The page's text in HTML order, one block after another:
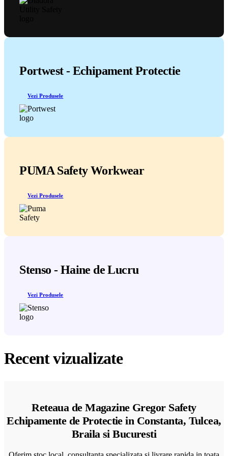
Portwest - Echipament Protectie
Vezi Produsele
PUMA Safety Workwear
Vezi Produsele
Stenso - Haine de Lucru
Vezi Produsele
Recent vizualizate
Reteaua de Magazine Gregor Safety
Echipamente de Protectie in Constanta, Tulcea,
Braila si Bucuresti